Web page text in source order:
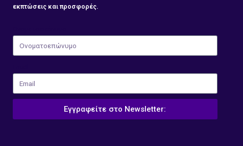
εκπτώσεις και προσφορές.
Εγγραφείτε στο Newsletter: